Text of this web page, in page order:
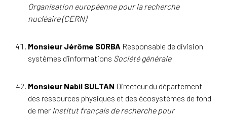
Organisation européenne pour la recherche
nucléaire (CERN)
Monsieur Jérôme SORBA Responsable de division
systèmes d’informations Société générale
Monsieur Nabil SULTAN Directeur du département
des ressources physiques et des écosystèmes de fond
de mer Institut français de recherche pour